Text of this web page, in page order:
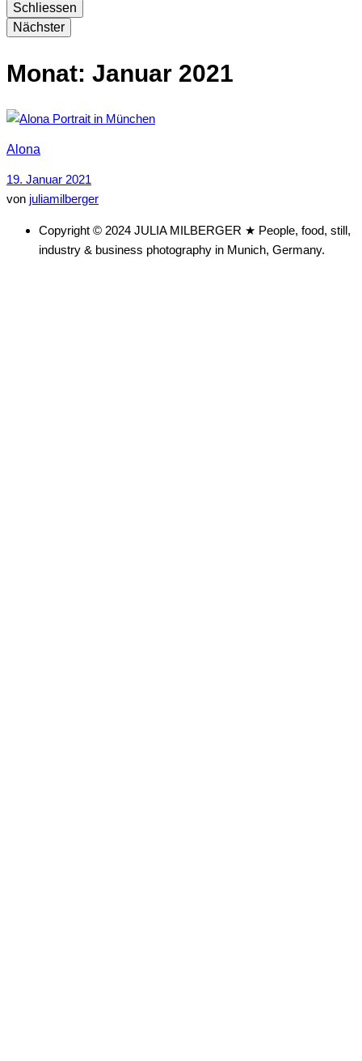
Schliessen
Nächster
Monat: Januar 2021
Alona
19. Januar 2021
von juliamilberger
Copyright © 2024 JULIA MILBERGER ★ People, food, still,
industry & business photography in Munich, Germany.